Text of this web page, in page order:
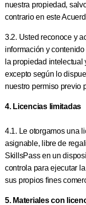
nuestra propiedad,
contrario en este
3.2. Usted reconoce y
información y
la propiedad
excepto según lo
nuestro permiso previo
4. Licencias limitadas
4.1. Le otorgamos una
asignable, libre de
SkillsPass en un
controla para ejecutar
sus propios fines
5. Materiales con